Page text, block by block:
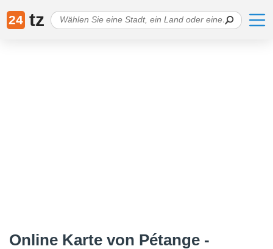
24 tz
Online Karte von Pétange -